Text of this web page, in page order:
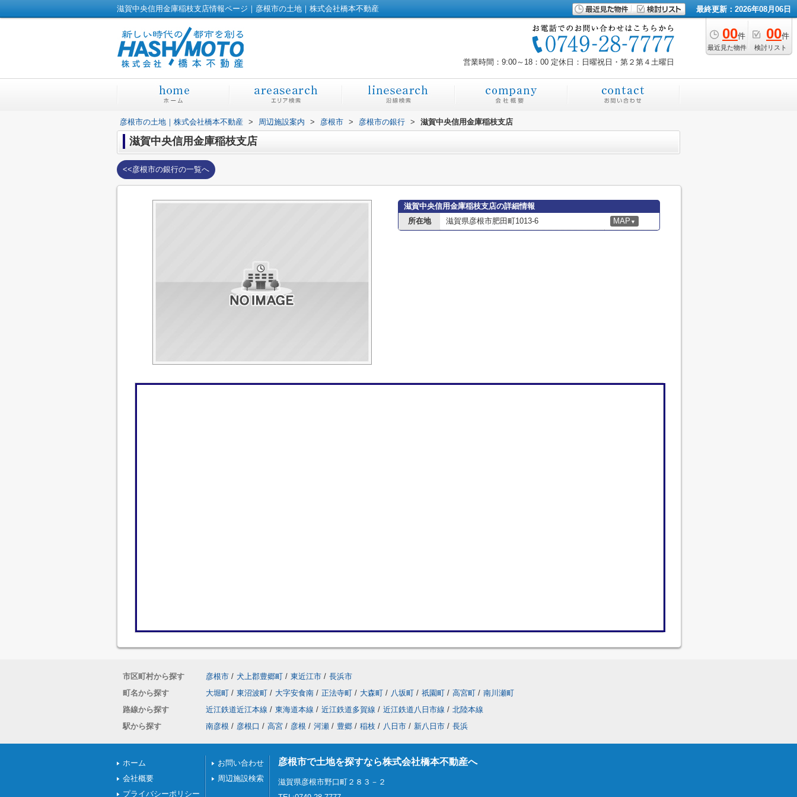
滋賀中央信用金庫稲枝支店情報ページ｜彦根市の土地｜株式会社橋本不動産 最終更新：2026年08月06日
00件
最近見た物件
00件
検討リスト
営業時間：9:00～18：00 定休日：日曜祝日・第２第４土曜日
彦根市の土地｜株式会社橋本不動産 > 周辺施設案内 > 彦根市 > 彦根市の銀行 > 滋賀中央信用金庫稲枝支店
滋賀中央信用金庫稲枝支店
<<彦根市の銀行の一覧へ
滋賀中央信用金庫稲枝支店の詳細情報
所在地
滋賀県彦根市肥田町1013-6 MAP ▼
市区町村から探す 彦根市 / 犬上郡豊郷町 / 東近江市 / 長浜市
町名から探す
大堀町 / 東沼波町 / 大字安食南 / 正法寺町 / 大森町 / 八坂町 / 祇園町 / 高宮町 / 南川瀬町
路線から探す
近江鉄道近江本線 / 東海道本線 / 近江鉄道多賀線 / 近江鉄道八日市線 / 北陸本線
駅から探す
南彦根 / 彦根口 / 高宮 / 彦根 / 河瀬 / 豊郷 / 稲枝 / 八日市 / 新八日市 / 長浜
ホーム
会社概要
プライバシーポリシー
お問い合わせ
周辺施設検索
彦根市で土地を探すなら株式会社橋本不動産へ
滋賀県彦根市野口町２８３－２